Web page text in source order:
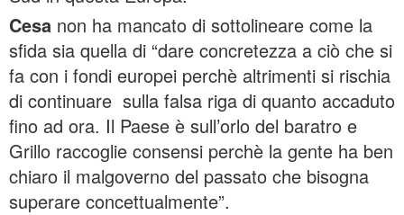
Cesa non ha mancato di sottolineare come la
sfida sia quella di “dare concretezza a ciò che si
fa con i fondi europei perchè altrimenti si rischia
di continuare sulla falsa riga di quanto accaduto
fino ad ora. Il Paese è sull’orlo del baratro e
Grillo raccoglie consensi perchè la gente ha ben
chiaro il malgoverno del passato che bisogna
superare concettualmente”.